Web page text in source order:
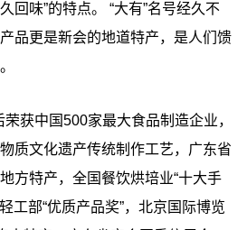
回味”的特点。 “大有”名号经久不
品更是新会的地道特产，是人们馈
荣获中国500家最大食品制造企业，
质文化遗产传统制作工艺，广东省
方特产，全国餐饮烘培业“十大手
工部“优质产品奖”，北京国际博览